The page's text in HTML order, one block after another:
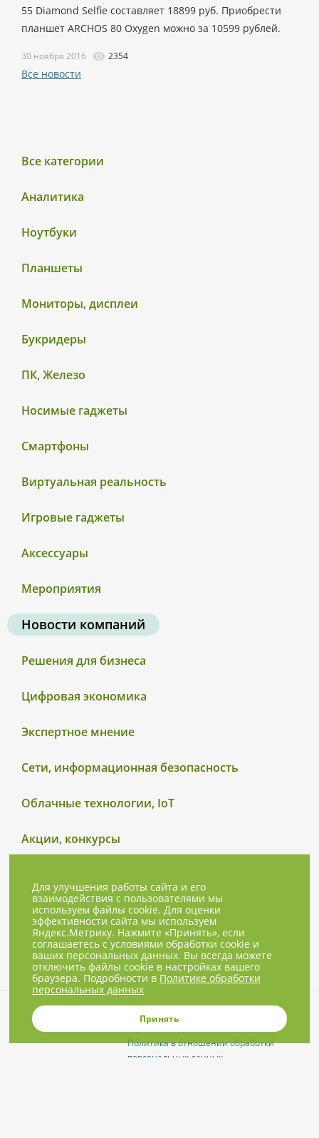
Все категории
Аналитика
Ноутбуки
Планшеты
Мониторы, дисплеи
Букридеры
ПК, Железо
Носимые гаджеты
Смартфоны
Виртуальная реальность
Игровые гаджеты
Аксессуары
Мероприятия
Новости компаний
Решения для бизнеса
Цифровая экономика
Экспертное мнение
Сети, информационная безопасность
Облачные технологии, IoT
Акции, конкурсы
55 Diamond Selfie составляет 18899 руб. Приобрести
планшет ARCHOS 80 Oxygen можно за 10599 рублей.
30 ноября 2016 2354
Все новости
© 2001-2026, NBPrice.ru — проект
Политика в отношении обработки
персональных данных
Для улучшения работы сайта и его
взаимодействия с пользователями мы
используем файлы cookie. Для оценки
эффективности сайта мы используем
Яндекс.Метрику. Нажмите «Принять», если
соглашаетесь с условиями обработки cookie и
ваших персональных данных. Вы всегда можете
отключить файлы cookie в настройках вашего
браузера. Подробности в Политике обработки
персональных данных
Принять